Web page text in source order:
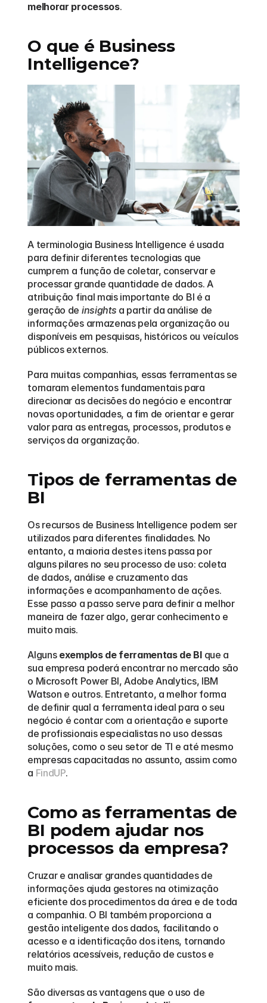
melhorar processos.
O que é Business
Intelligence?
A terminologia Business Intelligence é usada
para definir diferentes tecnologias que
cumprem a função de coletar, conservar e
processar grande quantidade de dados. A
atribuição final mais importante do BI é a
geração de insights a partir da análise de
informações armazenas pela organização ou
disponíveis em pesquisas, históricos ou veículos
públicos externos.
Para muitas companhias, essas ferramentas se
tornaram elementos fundamentais para
direcionar as decisões do negócio e encontrar
novas oportunidades, a fim de orientar e gerar
valor para as entregas, processos, produtos e
serviços da organização.
Tipos de ferramentas de
BI
Os recursos de Business Intelligence podem ser
utilizados para diferentes finalidades. No
entanto, a maioria destes itens passa por
alguns pilares no seu processo de uso: coleta
de dados, análise e cruzamento das
informações e acompanhamento de ações.
Esse passo a passo serve para definir a melhor
maneira de fazer algo, gerar conhecimento e
muito mais.
Alguns exemplos de ferramentas de BI que a
sua empresa poderá encontrar no mercado são
o Microsoft Power BI, Adobe Analytics, IBM
Watson e outros. Entretanto, a melhor forma
de definir qual a ferramenta ideal para o seu
negócio é contar com a orientação e suporte
de profissionais especialistas no uso dessas
soluções, como o seu setor de TI e até mesmo
empresas capacitadas no assunto, assim como
a FindUP.
Como as ferramentas de
BI podem ajudar nos
processos da empresa?
Cruzar e analisar grandes quantidades de
informações ajuda gestores na otimização
eficiente dos procedimentos da área e de toda
a companhia. O BI também proporciona a
gestão inteligente dos dados, facilitando o
acesso e a identificação dos itens, tornando
relatórios acessíveis, redução de custos e
muito mais.